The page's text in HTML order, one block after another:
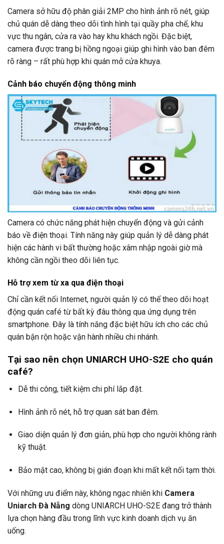
Camera sở hữu độ phân giải 2MP cho hình ảnh rõ nét, giúp
chủ quán dễ dàng theo dõi tình hình tại quầy pha chế, khu
vực thu ngân, cửa ra vào hay khu khách ngồi. Đặc biệt,
camera được trang bị hồng ngoại giúp ghi hình vào ban đêm
rõ ràng – rất phù hợp khi quán mở cửa khuya.
Cảnh báo chuyển động thông minh
Camera có chức năng phát hiện chuyển động và gửi cảnh
báo về điện thoại. Tính năng này giúp quản lý dễ dàng phát
hiện các hành vi bất thường hoặc xâm nhập ngoài giờ mà
không cần ngồi theo dõi liên tục.
Hỗ trợ xem từ xa qua điện thoại
Chỉ cần kết nối Internet, người quản lý có thể theo dõi hoạt
động quán café từ bất kỳ đâu thông qua ứng dụng trên
smartphone. Đây là tính năng đặc biệt hữu ích cho các chủ
quán bận rộn hoặc vận hành nhiều chi nhánh.
Tại sao nên chọn UNIARCH UHO-S2E cho quán
café?
Dễ thi công, tiết kiệm chi phí lắp đặt.
Hình ảnh rõ nét, hỗ trợ quan sát ban đêm.
Giao diện quản lý đơn giản, phù hợp cho người không rành
kỹ thuật.
Bảo mật cao, không bị gián đoạn khi mất kết nối tạm thời.
Với những ưu điểm này, không ngạc nhiên khi Camera
Uniarch Đà Nẵng dòng UNIARCH UHO-S2E đang trở thành
lựa chọn hàng đầu trong lĩnh vực kinh doanh dịch vụ ăn
uống.